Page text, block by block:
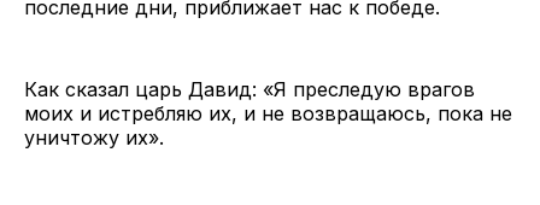
последние дни, приближает нас к победе.
Как сказал царь Давид: «Я преследую врагов
моих и истребляю их, и не возвращаюсь, пока не
уничтожу их».